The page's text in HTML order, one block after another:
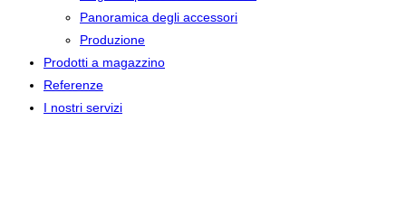
Panoramica degli accessori
Produzione
Prodotti a magazzino
Referenze
I nostri servizi